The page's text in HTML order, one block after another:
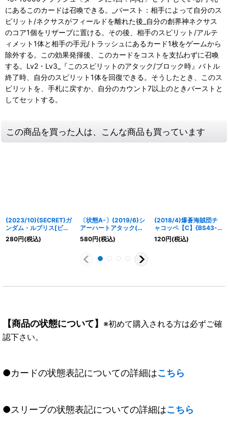
にあるこのカードは召喚できる。_バースト：相手によって自分のス
ピリット/ネクサスがフィールドを離れた後_自分の創界神ネクサス
のコア1個をリザーブに置ける。その後、相手のスピリット/アルテ
ィメット1体と相手の手元/トラッシュにあるカード1枚をゲームから
除外する。この効果発揮後、このカードをコストを支払わずに召喚
する。Lv2・Lv3_『このスピリットのアタック/ブロック時』バトル
終了時、自分のスピリット1体を回復できる。そうしたとき、このス
ピリットを、手札に戻すか、自分のカウント7以上のときバーストと
してセットする。
この商品を買った人は、こんな商品も買っています
(2023/10)(SECRET)ガ
ンダム・ルブリス[ビッ
トオンフォーム]【契約
X-SEC】{CB29-CX01}
280円(税込)
〔状態A-〕(2019/6)シ
アーハートアタック(閃
光のゼロ/イベント限定)
【P】{BS46-095}
580円(税込)
(2018/4)爆蒼海賊団チ
ャコッペ【C】{BS43-
058}《青》
120円(税込)
【商品の状態について】 ※初めて購入される方は必ずご確
認下さい。
●カードの状態表記についての詳細はこちら
●スリーブの状態表記についての詳細はこちら